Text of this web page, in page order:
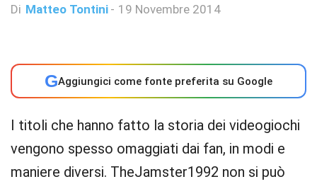
Di Matteo Tontini - 19 Novembre 2014
GAggiungici come fonte preferita su Google
I titoli che hanno fatto la storia dei videogiochi
vengono spesso omaggiati dai fan, in modi e
maniere diversi. TheJamster1992 non si può